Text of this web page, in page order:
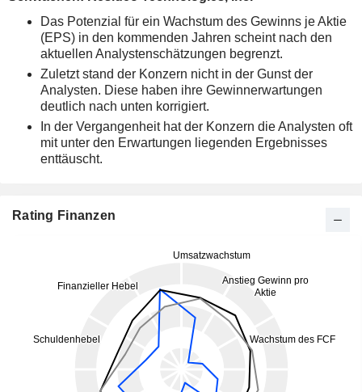
Das Potenzial für ein Wachstum des Gewinns je Aktie
(EPS) in den kommenden Jahren scheint nach den
aktuellen Analystenschätzungen begrenzt.
Zuletzt stand der Konzern nicht in der Gunst der
Analysten. Diese haben ihre Gewinnerwartungen
deutlich nach unten korrigiert.
In der Vergangenheit hat der Konzern die Analysten oft
mit unter den Erwartungen liegenden Ergebnisses
enttäuscht.
Rating Finanzen